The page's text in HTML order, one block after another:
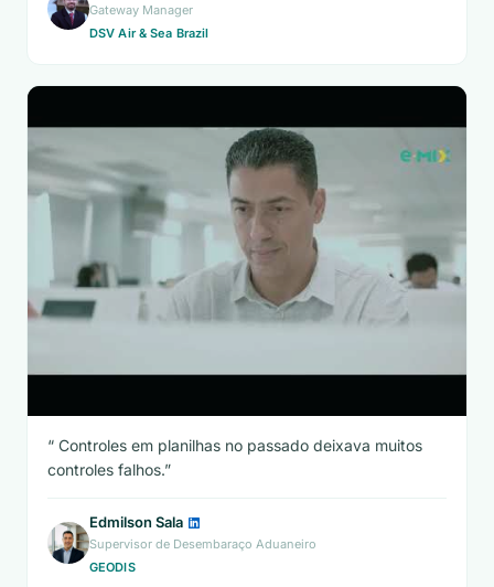
Gateway Manager
DSV Air & Sea Brazil
Controles em planilhas no passado deixava muitos
controles falhos.
Edmilson Sala
Supervisor de Desembaraço Aduaneiro
GEODIS